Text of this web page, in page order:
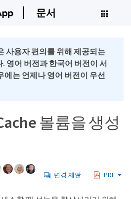
문서
사용자 편의를 위해 제공되는
영어 버전과 한국어 버전이 서
에는 언제나 영어 버전이 우선
볼륨을 생성
변경 제안 PDF